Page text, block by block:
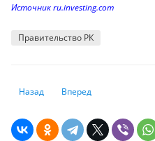
Источник ru.investing.com
Правительство РК
Предыдущий: KASE:
Назад Следующий: Акции
Вперед